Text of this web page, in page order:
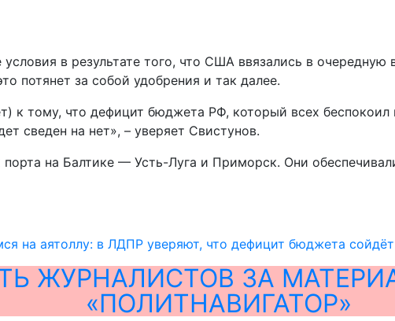
в результате того, что США ввязались в
потянет за собой удобрения и так далее.
к тому, что дефицит бюджета РФ, который всех
сведен на нет», – уверяет Свистунов.
на Балтике — Усть-Луга и Приморск. Они
на аятоллу: в ЛДПР уверяют, что дефицит бюджета
ЖУРНАЛИСТОВ ЗА
«ПОЛИТНАВИГАТОР»